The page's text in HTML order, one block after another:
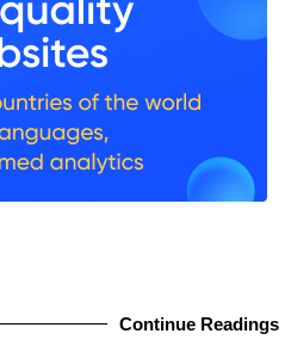
Continue Readings